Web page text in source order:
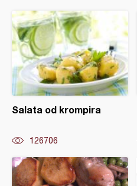
Salata od krompira
126706